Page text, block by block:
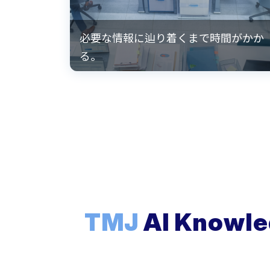
必要な情報に辿り着くまで時間がかか
る。
TMJAI